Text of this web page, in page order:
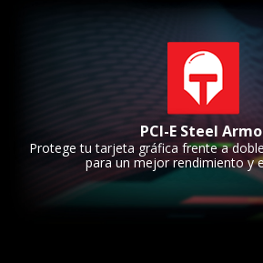
PCI-E Steel
Protege tu tarjeta gráfica frente a
para un mejor rendimiento y